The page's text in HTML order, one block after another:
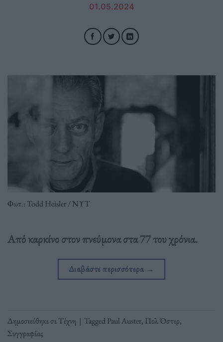
01.05.2024
Φωτ.: Todd Heisler / ΝΥΤ
Από καρκίνο στον πνεύμονα στα 77 του χρόνια.
Διαβάστε περισσότερα →
Δημοσιεύθηκε σεΤέχνη | TaggedPaul Auster, Πολ Όστερ,
Συγγραφέας